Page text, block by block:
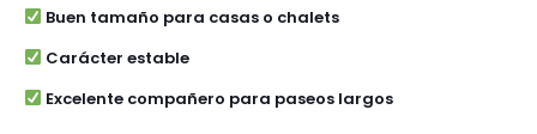
Buen tamaño para casas o chalets
Carácter estable
Excelente compañero para paseos largos